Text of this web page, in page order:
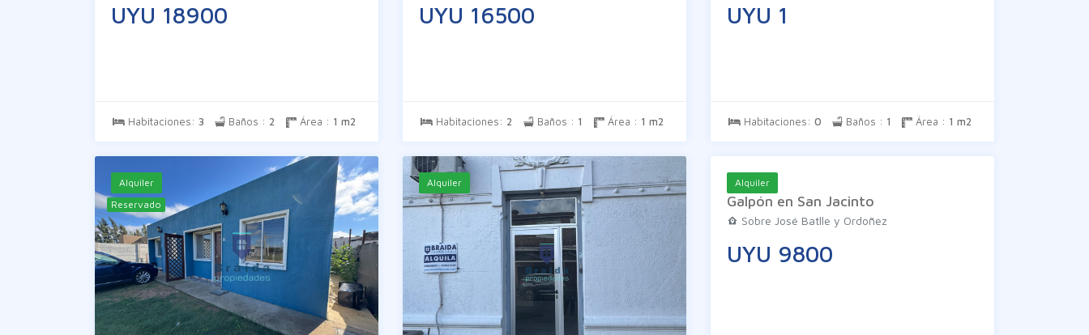
UYU 18900
Habitaciones: 3 Baños : 2 Área : 1 m2
UYU 16500
Habitaciones: 2 Baños : 1 Área : 1 m2
UYU 1
Habitaciones: 0 Baños : 1 Área : 1 m2
Reservado
Alquiler Alquiler Alquiler
Galpón en San Jacinto
Sobre José Batlle y Ordoñez
UYU 9800